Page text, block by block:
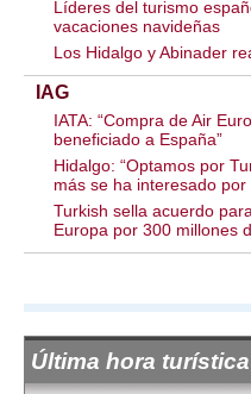
Líderes del turismo
vacaciones navideñas
Los Hidalgo y Abinader
IAG
IATA: “Compra de Air
beneficiado a España”
Hidalgo: “Optamos por
más se ha interesado por
Turkish sella acuerdo
Europa por 300 millones
Última hora turística